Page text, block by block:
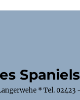
* Tel.